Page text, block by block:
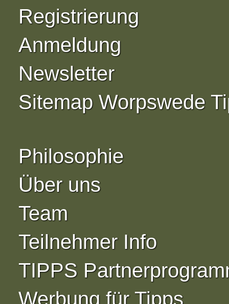
Registrierung
Anmeldung
Newsletter
Sitemap Worpswede
Philosophie
Über uns
Team
Teilnehmer Info
TIPPS
Werbung für Tipps